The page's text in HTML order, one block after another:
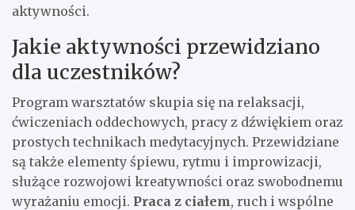
aktywności.
Jakie aktywności przewidziano
dla uczestników?
Program warsztatów skupia się na relaksacji,
ćwiczeniach oddechowych, pracy z dźwiękiem oraz
prostych technikach medytacyjnych. Przewidziane
są także elementy śpiewu, rytmu i improwizacji,
służące rozwojowi kreatywności oraz swobodnemu
wyrażaniu emocji. Praca z ciałem, ruch i wspólne